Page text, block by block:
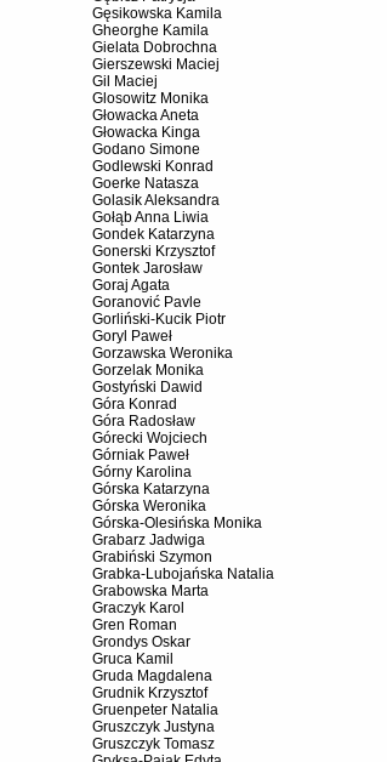
Gęsikowska Kamila
Gheorghe Kamila
Gielata Dobrochna
Gierszewski Maciej
Gil Maciej
Glosowitz Monika
Głowacka Aneta
Głowacka Kinga
Godano Simone
Godlewski Konrad
Goerke Natasza
Golasik Aleksandra
Gołąb Anna Liwia
Gondek Katarzyna
Gonerski Krzysztof
Gontek Jarosław
Goraj Agata
Goranović Pavle
Gorliński-Kucik Piotr
Goryl Paweł
Gorzawska Weronika
Gorzelak Monika
Gostyński Dawid
Góra Konrad
Góra Radosław
Górecki Wojciech
Górniak Paweł
Górny Karolina
Górska Katarzyna
Górska Weronika
Górska-Olesińska Monika
Grabarz Jadwiga
Grabiński Szymon
Grabka-Lubojańska Natalia
Grabowska Marta
Graczyk Karol
Gren Roman
Grondys Oskar
Gruca Kamil
Gruda Magdalena
Grudnik Krzysztof
Gruenpeter Natalia
Gruszczyk Justyna
Gruszczyk Tomasz